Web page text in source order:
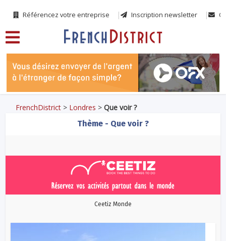
Référencez votre entreprise Inscription newsletter
FrenchDistrict > Londres >Que voir ?
Thème - Que voir ?
Ceetiz Monde